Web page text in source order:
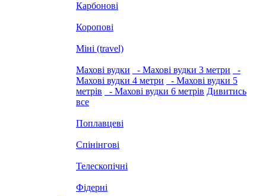
Карбонові
Коропові
Міні (travel)
Махові вудки - Махові вудки 3 метри
-
Махові вудки 4 метри
- Махові вудки 5
метрів
- Махові вудки 6 метрів Дивитись
все
Поплавцеві
Спінінгові
Телескопічні
Фідерні